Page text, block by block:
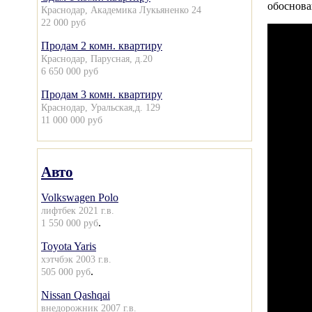
Краснодар, Академика Лукьяненко 24
22 000 руб
Продам 2 комн. квартиру
Краснодар, Парусная, д.20
6 650 000 руб
Продам 3 комн. квартиру
Краснодар, Уральская,д. 129
11 000 000 руб
Авто
Volkswagen Polo
лифтбек 2021 г.в.
1 550 000 руб.
Toyota Yaris
хэтчбэк 2003 г.в.
505 000 руб.
Nissan Qashqai
внедорожник 2007 г.в.